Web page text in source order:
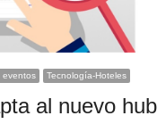
eventos Tecnología-Hoteles
al nuevo hub